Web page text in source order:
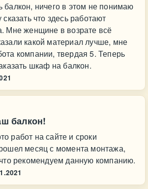
балкон, ничего в этом не понимаю
что здесь работают
Мне женщине в возрате всё
какой материал лучше, мне
компании, твердая 5. Теперь
шкаф на балкон.
балкон!
работ на сайте и сроки
месяц с момента монтажа,
рекомендуем данную компанию.